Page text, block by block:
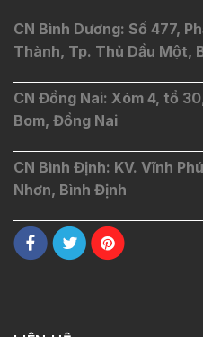
CN Bình Dương: Số 477,
Thành, Tp. Thủ Dầu Một,
CN Đồng Nai: Xóm 4, tổ
Bom, Đồng Nai
CN Bình Định: KV. Vĩnh
Nhơn, Bình Định